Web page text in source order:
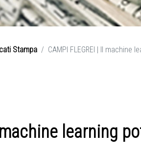
Stampa CAMPI FLEGREI | Il
machine learning